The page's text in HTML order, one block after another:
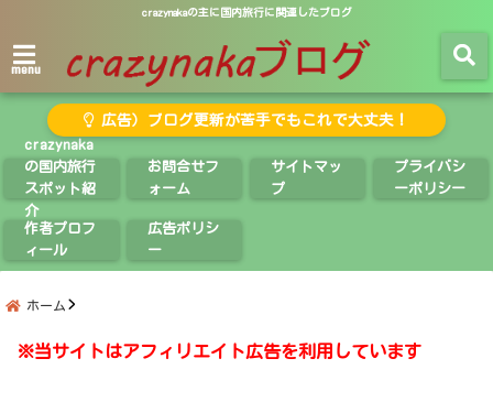
crazynakaの主に国内旅行に関連したブログ
menu
広告）ブログ更新が苦手でもこれで大丈夫！
crazynaka
の国内旅行
スポット紹
介
お問合せフ
ォーム
サイトマッ
プ
プライバシ
ーポリシー
作者プロフ
ィール
広告ポリシ
ー
ホーム
※当サイトはアフィリエイト広告を利用しています